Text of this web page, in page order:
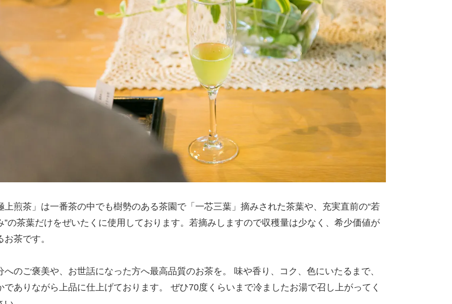
上煎茶」は一番茶の中でも樹勢のある茶園で「一芯三葉」摘みされた茶葉や、充実直前の“若
”の茶葉だけをぜいたくに使用しております。若摘みしますので収穫量は少なく、希少価値が
お茶です。
へのご褒美や、お世話になった方へ最高品質のお茶を。 味や香り、コク、色にいたるまで、
でありながら上品に仕上げております。 ぜひ70度くらいまで冷ましたお湯で召し上がってく